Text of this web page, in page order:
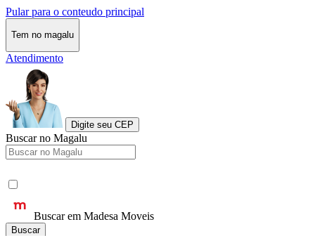
Pular para o conteudo principal
Tem no magalu
Atendimento
Digite seu CEP
Buscar no Magalu
Buscar em Madesa Moveis
Buscar